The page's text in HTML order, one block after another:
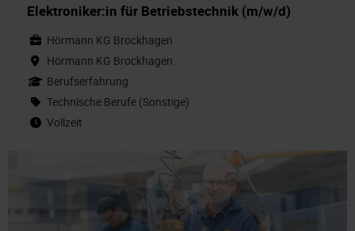
Elektroniker:in für Betriebstechnik (m/w/d)
Hörmann KG Brockhagen
Hörmann KG Brockhagen
Berufserfahrung
Technische Berufe (Sonstige)
Vollzeit